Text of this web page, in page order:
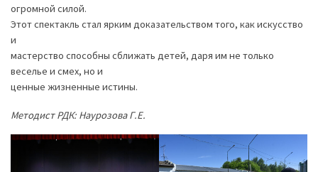
огромной силой.
Этот спектакль стал ярким доказательством того, как искусство
и
мастерство способны сближать детей, даря им не только
веселье и смех, но и
ценные жизненные истины.
Методист РДК: Наурозова Г.Е.